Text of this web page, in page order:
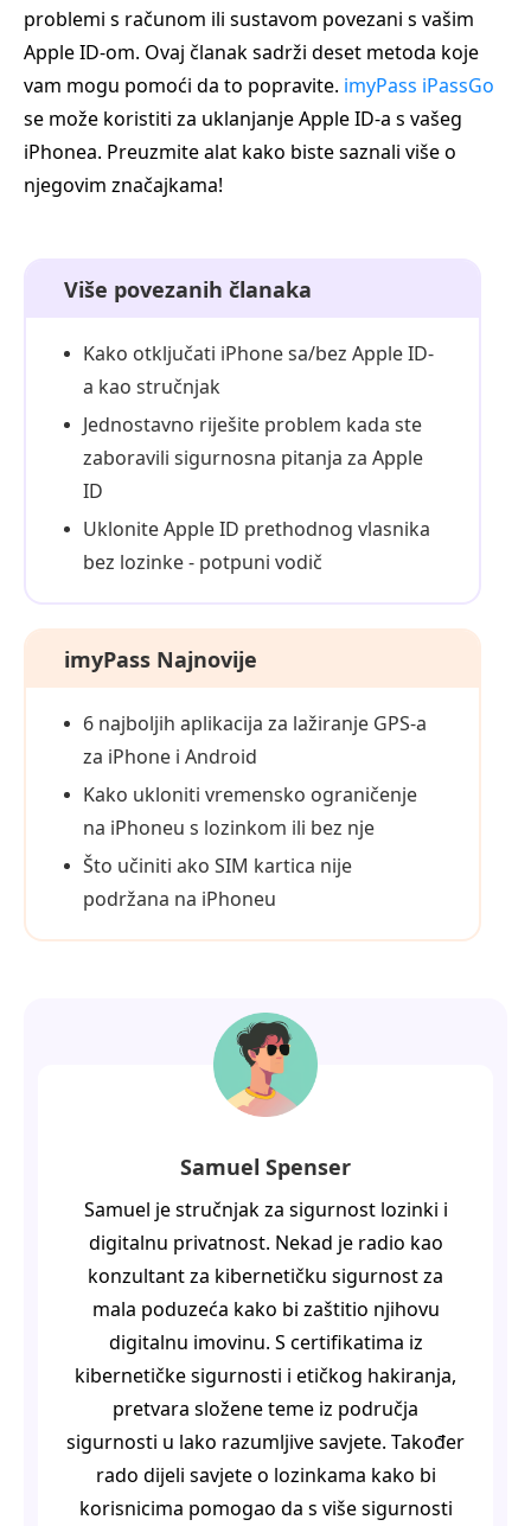
problemi s računom ili sustavom povezani s vašim
Apple ID‑om. Ovaj članak sadrži deset metoda koje
vam mogu pomoći da to popravite. imyPass iPassGo
se može koristiti za uklanjanje Apple ID‑a s vašeg
iPhonea. Preuzmite alat kako biste saznali više o
njegovim značajkama!
Više povezanih članaka
Kako otključati iPhone sa/bez Apple ID-
a kao stručnjak
Jednostavno riješite problem kada ste
zaboravili sigurnosna pitanja za Apple
ID
Uklonite Apple ID prethodnog vlasnika
bez lozinke - potpuni vodič
imyPass Najnovije
6 najboljih aplikacija za lažiranje GPS‑a
za iPhone i Android
Kako ukloniti vremensko ograničenje
na iPhoneu s lozinkom ili bez nje
Što učiniti ako SIM kartica nije
podržana na iPhoneu
Samuel Spenser
Samuel je stručnjak za sigurnost lozinki i
digitalnu privatnost. Nekad je radio kao
konzultant za kibernetičku sigurnost za
mala poduzeća kako bi zaštitio njihovu
digitalnu imovinu. S certifikatima iz
kibernetičke sigurnosti i etičkog hakiranja,
pretvara složene teme iz područja
sigurnosti u lako razumljive savjete. Također
rado dijeli savjete o lozinkama kako bi
korisnicima pomogao da s više sigurnosti